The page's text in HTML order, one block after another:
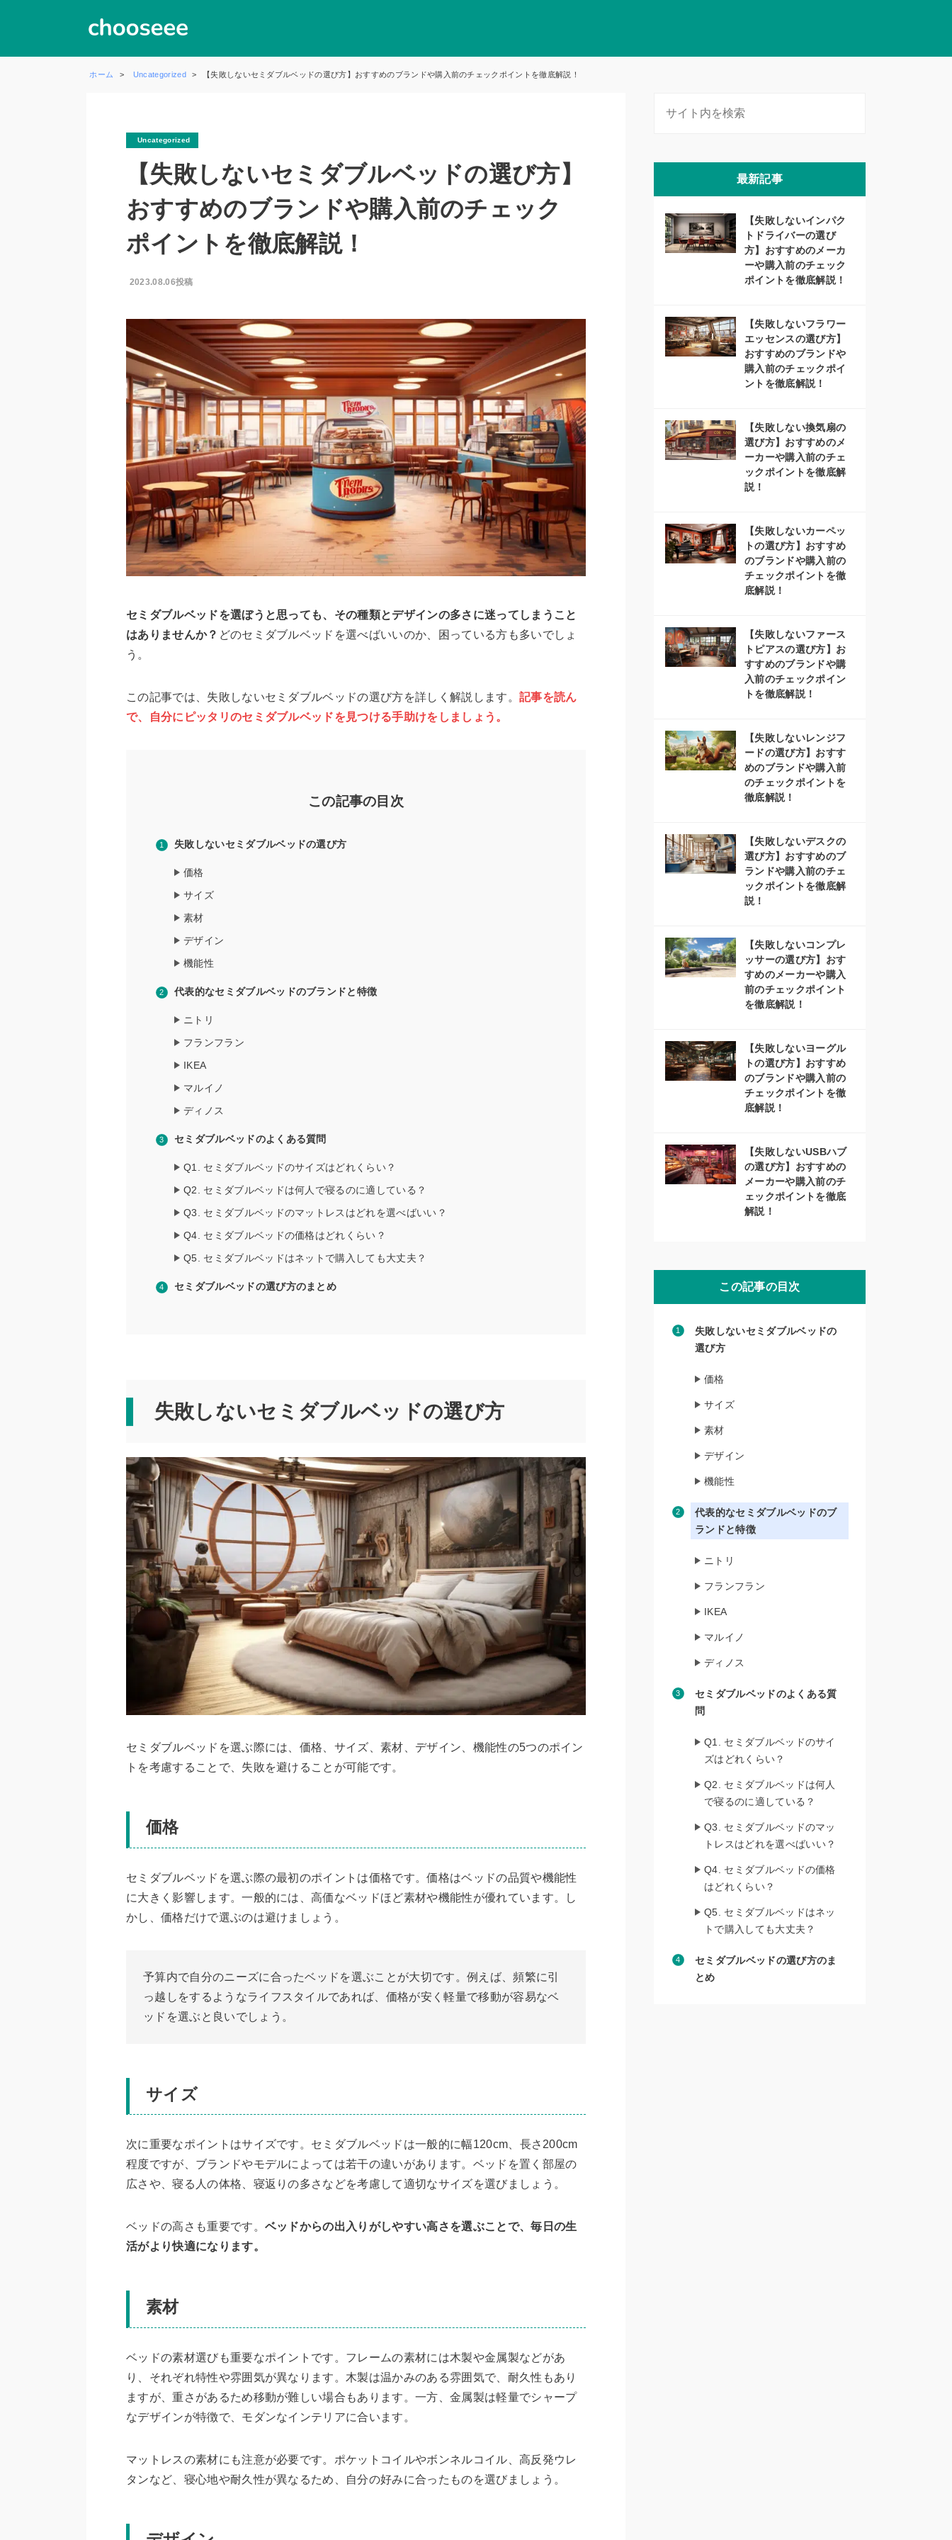
ホーム Uncategorized 【失敗しないセミダブルベッドの選び方】おすすめのブランドや購入前のチェックポイントを徹底解説！
Uncategorized
【失敗しないセミダブルベッドの選び方】
おすすめのブランドや購入前のチェック
ポイントを徹底解説！
2023.08.06投稿
セミダブルベッドを選ぼうと思っても、その種類とデザインの多さに迷ってしまうこと
はありませんか？ どのセミダブルベッドを選べばいいのか、困っている方も多いでしょ
う。
この記事では、失敗しないセミダブルベッドの選び方を詳しく解説します。 記事を読ん
で、自分にピッタリのセミダブルベッドを見つける手助けをしましょう。
この記事の目次
失敗しないセミダブルベッドの選び方
価格
サイズ
素材
デザイン
機能性
代表的なセミダブルベッドのブランドと特徴
ニトリ
フランフラン
IKEA
マルイノ
ディノス
セミダブルベッドのよくある質問
Q1. セミダブルベッドのサイズはどれくらい？
Q2. セミダブルベッドは何人で寝るのに適している？
Q3. セミダブルベッドのマットレスはどれを選べばいい？
Q4. セミダブルベッドの価格はどれくらい？
Q5. セミダブルベッドはネットで購入しても大丈夫？
セミダブルベッドの選び方のまとめ
失敗しないセミダブルベッドの選び方
セミダブルベッドを選ぶ際には、価格、サイズ、素材、デザイン、機能性の5つのポイン
トを考慮することで、失敗を避けることが可能です。
価格
セミダブルベッドを選ぶ際の最初のポイントは価格です。価格はベッドの品質や機能性
に大きく影響します。一般的には、高価なベッドほど素材や機能性が優れています。し
かし、価格だけで選ぶのは避けましょう。
予算内で自分のニーズに合ったベッドを選ぶことが大切です。例えば、頻繁に引
っ越しをするようなライフスタイルであれば、価格が安く軽量で移動が容易なベ
ッドを選ぶと良いでしょう。
サイズ
次に重要なポイントはサイズです。セミダブルベッドは一般的に幅120cm、長さ200cm
程度ですが、ブランドやモデルによっては若干の違いがあります。ベッドを置く部屋の
広さや、寝る人の体格、寝返りの多さなどを考慮して適切なサイズを選びましょう。
ベッドの高さも重要です。 ベッドからの出入りがしやすい高さを選ぶことで、毎日の生
活がより快適になります。
素材
ベッドの素材選びも重要なポイントです。フレームの素材には木製や金属製などがあ
り、それぞれ特性や雰囲気が異なります。木製は温かみのある雰囲気で、耐久性もあり
ますが、重さがあるため移動が難しい場合もあります。一方、金属製は軽量でシャープ
なデザインが特徴で、モダンなインテリアに合います。
マットレスの素材にも注意が必要です。ポケットコイルやボンネルコイル、高反発ウレ
タンなど、寝心地や耐久性が異なるため、自分の好みに合ったものを選びましょう。
最新記事
【失敗しないインパク
トドライバーの選び
方】おすすめのメーカ
ーや購入前のチェック
ポイントを徹底解説！
【失敗しないフラワー
エッセンスの選び方】
おすすめのブランドや
購入前のチェックポイ
ントを徹底解説！
【失敗しない換気扇の
選び方】おすすめのメ
ーカーや購入前のチェ
ックポイントを徹底解
説！
【失敗しないカーペッ
トの選び方】おすすめ
のブランドや購入前の
チェックポイントを徹
底解説！
【失敗しないファース
トピアスの選び方】お
すすめのブランドや購
入前のチェックポイン
トを徹底解説！
【失敗しないレンジフ
ードの選び方】おすす
めのブランドや購入前
のチェックポイントを
徹底解説！
【失敗しないデスクの
選び方】おすすめのブ
ランドや購入前のチェ
ックポイントを徹底解
説！
【失敗しないコンプレ
ッサーの選び方】おす
すめのメーカーや購入
前のチェックポイント
を徹底解説！
【失敗しないヨーグル
トの選び方】おすすめ
のブランドや購入前の
チェックポイントを徹
底解説！
【失敗しないUSBハブ
の選び方】おすすめの
メーカーや購入前のチ
ェックポイントを徹底
解説！
この記事の目次
失敗しないセミダブルベッドの
選び方
価格
サイズ
素材
デザイン
機能性
代表的なセミダブルベッドのブ
ランドと特徴
ニトリ
フランフラン
IKEA
マルイノ
ディノス
セミダブルベッドのよくある質
問
Q1. セミダブルベッドのサイ
ズはどれくらい？
Q2. セミダブルベッドは何人
で寝るのに適している？
Q3. セミダブルベッドのマッ
トレスはどれを選べばいい？
Q4. セミダブルベッドの価格
はどれくらい？
Q5. セミダブルベッドはネッ
トで購入しても大丈夫？
セミダブルベッドの選び方のま
とめ